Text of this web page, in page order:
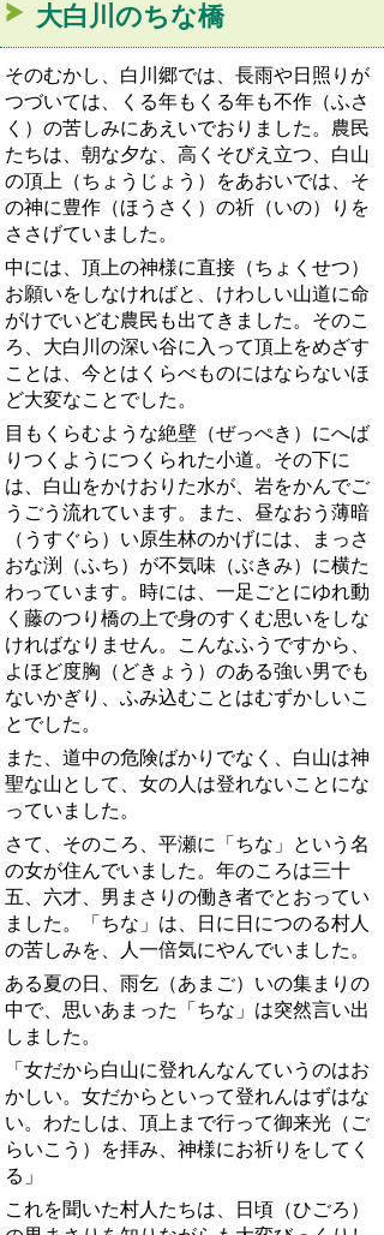
大白川のちな橋
そのむかし、白川郷では、長雨や日照りが
つづいては、くる年もくる年も不作（ふさ
く）の苦しみにあえいでおりました。農民
たちは、朝な夕な、高くそびえ立つ、白山
の頂上（ちょうじょう）をあおいでは、そ
の神に豊作（ほうさく）の祈（いの）りを
ささげていました。
中には、頂上の神様に直接（ちょくせつ）
お願いをしなければと、けわしい山道に命
がけでいどむ農民も出てきました。そのこ
ろ、大白川の深い谷に入って頂上をめざす
ことは、今とはくらべものにはならないほ
ど大変なことでした。
目もくらむような絶壁（ぜっぺき）にへば
りつくようにつくられた小道。その下に
は、白山をかけおりた水が、岩をかんでご
うごう流れています。また、昼なおう薄暗
（うすぐら）い原生林のかげには、まっさ
おな渕（ふち）が不気味（ぶきみ）に横た
わっています。時には、一足ごとにゆれ動
く藤のつり橋の上で身のすくむ思いをしな
ければなりません。こんなふうですから、
よほど度胸（どきょう）のある強い男でも
ないかぎり、ふみ込むことはむずかしいこ
とでした。
また、道中の危険ばかりでなく、白山は神
聖な山として、女の人は登れないことにな
っていました。
さて、そのころ、平瀬に「ちな」という名
の女が住んでいました。年のころは三十
五、六才、男まさりの働き者でとおってい
ました。「ちな」は、日に日につのる村人
の苦しみを、人一倍気にやんでいました。
ある夏の日、雨乞（あまご）いの集まりの
中で、思いあまった「ちな」は突然言い出
しました。
「女だから白山に登れんなんていうのはお
かしい。女だからといって登れんはずはな
い。わたしは、頂上まで行って御来光（ご
らいこう）を拝み、神様にお祈りをしてく
る」
これを聞いた村人たちは、日頃（ひごろ）